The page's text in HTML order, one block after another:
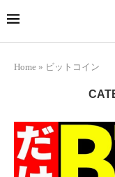
Home » ビットコイン